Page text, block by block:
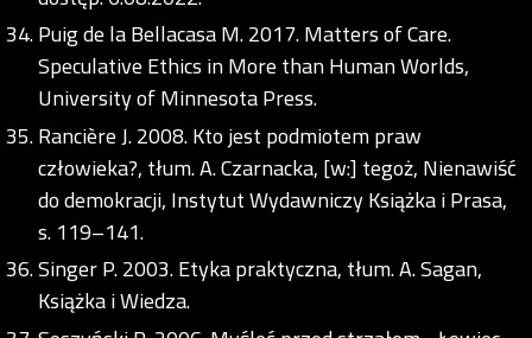
Puig de la Bellacasa M. 2017. Matters of Care.
Speculative Ethics in More than Human Worlds,
University of Minnesota Press.
Rancière J. 2008. Kto jest podmiotem praw
człowieka?, tłum. A. Czarnacka, [w:] tegoż, Nienawiść
do demokracji, Instytut Wydawniczy Książka i Prasa,
s. 119–141.
Singer P. 2003. Etyka praktyczna, tłum. A. Sagan,
Książka i Wiedza.